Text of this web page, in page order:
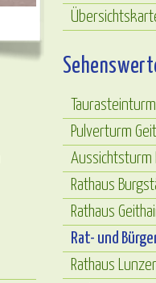
Pulverturm
Aussichtsturm
Rathaus
Rathaus
Rat- und
Rathaus